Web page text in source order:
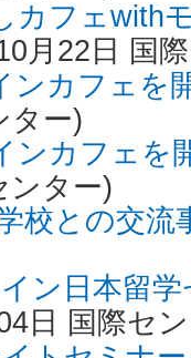
カフェwith
月22日 国
ンカフェを
ター)
ンカフェを
ンター)
校との交流
ン日本留
日 国際セ